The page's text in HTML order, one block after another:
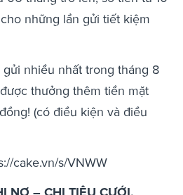
những lần gửi tiết kiệm
nhiều nhất trong tháng 8
thưởng thêm tiền mặt
(có điều kiện và điều
cake.vn/s/VNWW